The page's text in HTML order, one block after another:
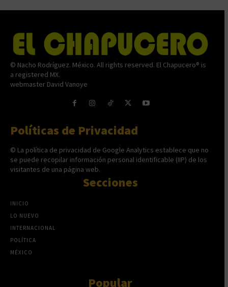
© Nacho Rodríguez. México. All rights reserved. El Chapucero® is
a registered MX.
webmaster David Vanoye
Políticas de Privacidad
© La política de privacidad de Google Analytics establece que no
se puede recopilar información personal identificable (IIP) de los
visitantes de una página web.
Secciones
INICIO
LO NUEVO
INTERNACIONAL
POLÍTICA
MÉXICO
Popular